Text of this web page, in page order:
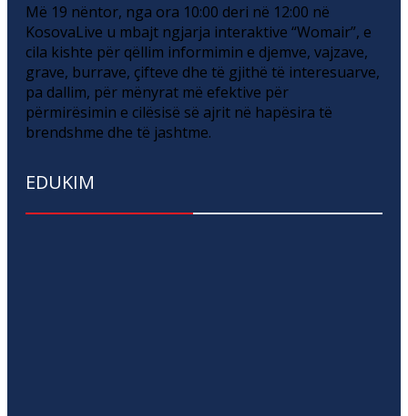
Më 19 nëntor, nga ora 10:00 deri në 12:00 në
KosovaLive u mbajt ngjarja interaktive “Womair”, e
cila kishte për qëllim informimin e djemve, vajzave,
grave, burrave, çifteve dhe të gjithë të interesuarve,
pa dallim, për mënyrat më efektive për
përmirësimin e cilësisë së ajrit në hapësira të
brendshme dhe të jashtme.
EDUKIM